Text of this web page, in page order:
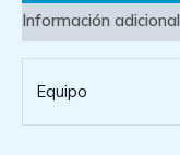
Información adicional
Equipo